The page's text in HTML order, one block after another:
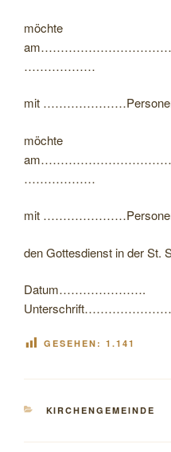
möchte
………………
mit
möchte
………………
mit
den Gottesdienst in der St.
Datum………………….
GESEHEN: 1.141
KATEGORIEN
KIRCHENGEMEINDE